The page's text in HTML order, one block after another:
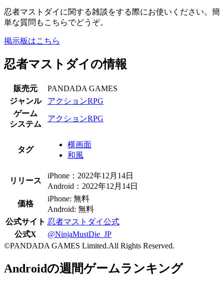
忍者マストダイに関する雑談をする際にお使いください。簡
単な質問もこちらでどうぞ。
掲示板はこちら
忍者マストダイの情報
販売元
PANDADA GAMES
ジャンル
アクションRPG
ゲーム
システム
アクションRPG
タグ
横画面
和風
リリース
iPhone：2022年12月14日
Android：2022年12月14日
価格
iPhone: 無料
Android: 無料
公式サイト 忍者マストダイ公式
公式X
@NinjaMustDie_JP
©PANDADA GAMES Limited.All Rights Reserved.
Androidの週間ゲームランキング